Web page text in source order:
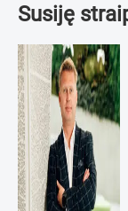
Susiję